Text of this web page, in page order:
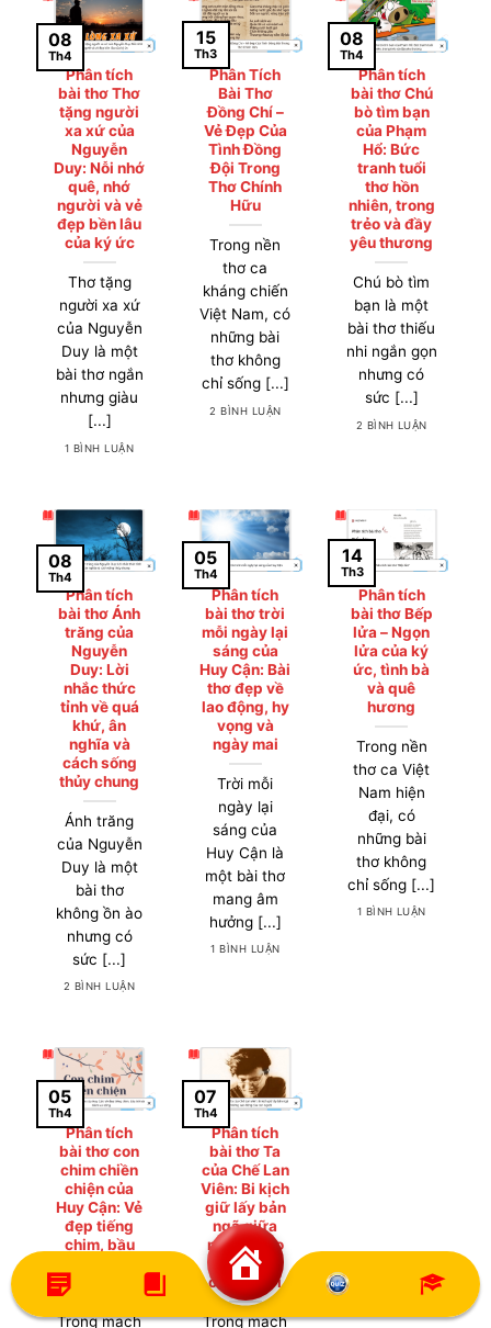
Phân tích
bài thơ Thơ
tặng người
xa xứ của
Nguyễn
Duy: Nỗi nhớ
quê, nhớ
người và vẻ
đẹp bền lâu
của ký ức
Thơ tặng
người xa xứ
của Nguyễn
Duy là một
bài thơ ngắn
nhưng giàu
[...]
1 BÌNH LUẬN
08
Th4
Phân Tích
Bài Thơ
Đồng Chí –
Vẻ Đẹp Của
Tình Đồng
Đội Trong
Thơ Chính
Hữu
Trong nền
thơ ca
kháng chiến
Việt Nam, có
những bài
thơ không
chỉ sống [...]
2 BÌNH LUẬN
15
Th3
Phân tích
bài thơ Chú
bò tìm bạn
của Phạm
Hổ: Bức
tranh tuổi
thơ hồn
nhiên, trong
trẻo và đầy
yêu thương
Chú bò tìm
bạn là một
bài thơ thiếu
nhi ngắn gọn
nhưng có
sức [...]
2 BÌNH LUẬN
08
Th4
Phân tích
bài thơ Ánh
trăng của
Nguyễn
Duy: Lời
nhắc thức
tỉnh về quá
khứ, ân
nghĩa và
cách sống
thủy chung
Ánh trăng
của Nguyễn
Duy là một
bài thơ
không ồn ào
nhưng có
sức [...]
2 BÌNH LUẬN
08
Th4
Phân tích
bài thơ trời
mỗi ngày lại
sáng của
Huy Cận: Bài
thơ đẹp về
lao động, hy
vọng và
ngày mai
Trời mỗi
ngày lại
sáng của
Huy Cận là
một bài thơ
mang âm
hưởng [...]
1 BÌNH LUẬN
05
Th4
Phân tích
bài thơ Bếp
lửa – Ngọn
lửa của ký
ức, tình bà
và quê
hương
Trong nền
thơ ca Việt
Nam hiện
đại, có
những bài
thơ không
chỉ sống [...]
1 BÌNH LUẬN
14
Th3
Phân tích
bài thơ con
chim chiền
chiện của
Huy Cận: Vẻ
đẹp tiếng
chim, bầu
Trong mạch
05
Th4
Phân tích
bài thơ Ta
của Chế Lan
Viên: Bi kịch
giữ lấy bản
ngã giữa
những xao
động của
con người
Trong mạch
07
Th4